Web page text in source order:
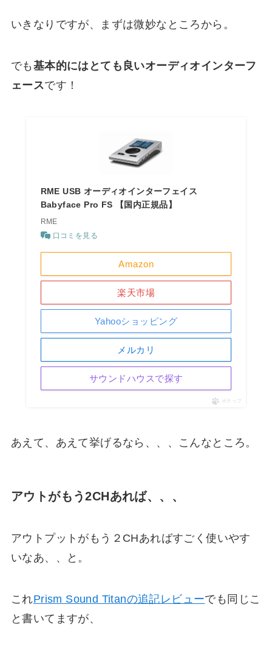
いきなりですが、まずは微妙なところから。
でも 基本的にはとても良いオーディオインターフ
ェースです！
RME USB オーディオインターフェイス
Babyface Pro FS 【国内正規品】
RME
口コミを見る
Amazon
楽天市場
Yahooショッピング
メルカリ
サウンドハウスで探す
ポチップ
あえて、あえて挙げるなら、、、こんなところ。
アウトがもう2CHあれば、、、
アウトプットがもう２CHあればすごく使いやす
いなあ、、と。
これPrism Sound Titanの追記レビューでも同じこ
と書いてますが、